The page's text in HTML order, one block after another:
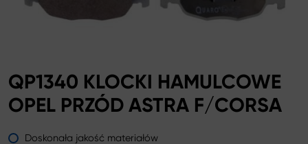
QP1340 KLOCKI HAMULCOWE
OPEL PRZÓD ASTRA F/CORSA
Doskonała jakość materiałów